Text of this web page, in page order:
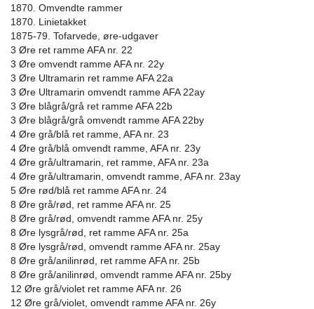
1870. Omvendte rammer
1870. Linietakket
1875-79. Tofarvede, øre-udgaver
3 Øre ret ramme AFA nr. 22
3 Øre omvendt ramme AFA nr. 22y
3 Øre Ultramarin ret ramme AFA 22a
3 Øre Ultramarin omvendt ramme AFA 22ay
3 Øre blågrå/grå ret ramme AFA 22b
3 Øre blågrå/grå omvendt ramme AFA 22by
4 Øre grå/blå ret ramme, AFA nr. 23
4 Øre grå/blå omvendt ramme, AFA nr. 23y
4 Øre grå/ultramarin, ret ramme, AFA nr. 23a
4 Øre grå/ultramarin, omvendt ramme, AFA nr. 23ay
5 Øre rød/blå ret ramme AFA nr. 24
8 Øre grå/rød, ret ramme AFA nr. 25
8 Øre grå/rød, omvendt ramme AFA nr. 25y
8 Øre lysgrå/rød, ret ramme AFA nr. 25a
8 Øre lysgrå/rød, omvendt ramme AFA nr. 25ay
8 Øre grå/anilinrød, ret ramme AFA nr. 25b
8 Øre grå/anilinrød, omvendt ramme AFA nr. 25by
12 Øre grå/violet ret ramme AFA nr. 26
12 Øre grå/violet, omvendt ramme AFA nr. 26y